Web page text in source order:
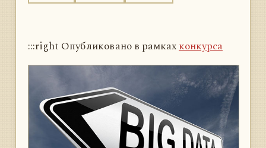
:::right Опубликовано в рамкахконкурса